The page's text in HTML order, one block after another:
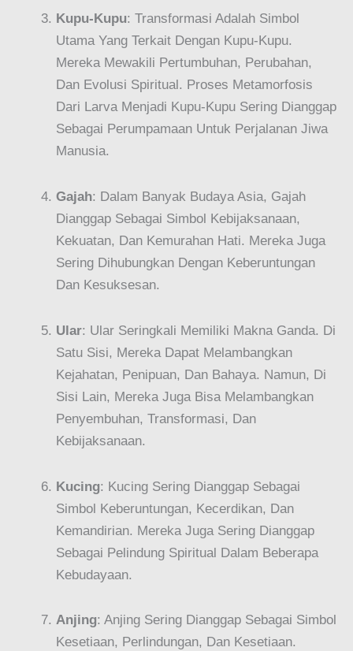
Kupu-Kupu: Transformasi Adalah Simbol
Utama Yang Terkait Dengan Kupu-Kupu.
Mereka Mewakili Pertumbuhan, Perubahan,
Dan Evolusi Spiritual. Proses Metamorfosis
Dari Larva Menjadi Kupu-Kupu Sering Dianggap
Sebagai Perumpamaan Untuk Perjalanan Jiwa
Manusia.
Gajah: Dalam Banyak Budaya Asia, Gajah
Dianggap Sebagai Simbol Kebijaksanaan,
Kekuatan, Dan Kemurahan Hati. Mereka Juga
Sering Dihubungkan Dengan Keberuntungan
Dan Kesuksesan.
Ular: Ular Seringkali Memiliki Makna Ganda. Di
Satu Sisi, Mereka Dapat Melambangkan
Kejahatan, Penipuan, Dan Bahaya. Namun, Di
Sisi Lain, Mereka Juga Bisa Melambangkan
Penyembuhan, Transformasi, Dan
Kebijaksanaan.
Kucing: Kucing Sering Dianggap Sebagai
Simbol Keberuntungan, Kecerdikan, Dan
Kemandirian. Mereka Juga Sering Dianggap
Sebagai Pelindung Spiritual Dalam Beberapa
Kebudayaan.
Anjing: Anjing Sering Dianggap Sebagai Simbol
Kesetiaan, Perlindungan, Dan Kesetiaan.